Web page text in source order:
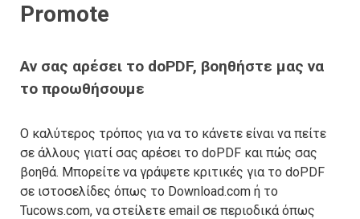
Promote
Αν σας αρέσει το doPDF, βοηθήστε μας να
το προωθήσουμε
Ο καλύτερος τρόπος για να το κάνετε είναι να πείτε
σε άλλους γιατί σας αρέσει το doPDF και πώς σας
βοηθά. Μπορείτε να γράψετε κριτικές για το doPDF
σε ιστοσελίδες όπως το Download.com ή το
Tucows.com, να στείλετε email σε περιοδικά όπως